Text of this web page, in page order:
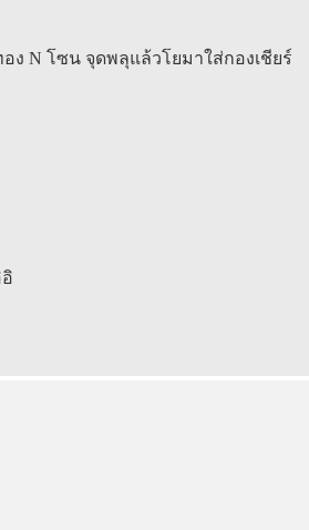
ง N โซน จุดพลุแล้วโยมาใส่กองเชียร์